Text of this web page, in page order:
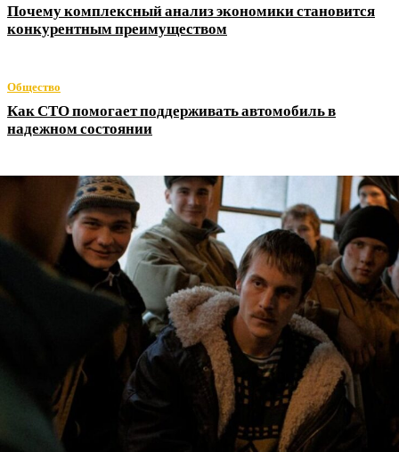
Почему комплексный анализ экономики становится
конкурентным преимуществом
Общество
Как СТО помогает поддерживать автомобиль в
надежном состоянии